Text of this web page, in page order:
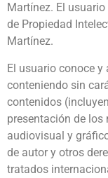
Martínez. El
de Propiedad
Martínez.
El usuario conoce
conteniendo sin
contenidos
presentación de
audiovisual y
de autor y otros
tratados